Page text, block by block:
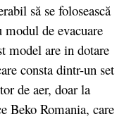
să se folosească
de evacuare
model are in dotare
consta dintr-un set
de aer, doar la
Beko Romania, care